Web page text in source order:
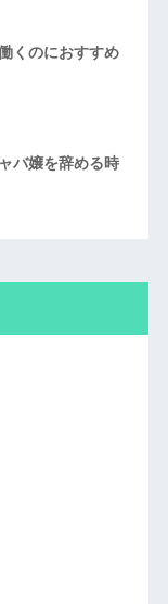
くのにおすすめ
バ嬢を辞める時